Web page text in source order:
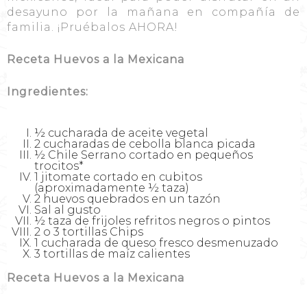
desayuno por la mañana en compañía de
familia. ¡Pruébalos AHORA!
Receta Huevos a la Mexicana
Ingredientes:
½ cucharada de aceite vegetal
2 cucharadas de cebolla blanca picada
½ Chile Serrano cortado en pequeños
trocitos*
1 jitomate cortado en cubitos
(aproximadamente ½ taza)
2 huevos quebrados en un tazón
Sal al gusto
½ taza de frijoles refritos negros o pintos
2 o 3 tortillas Chips
1 cucharada de queso fresco desmenuzado
3 tortillas de maíz calientes
Receta Huevos a la Mexicana